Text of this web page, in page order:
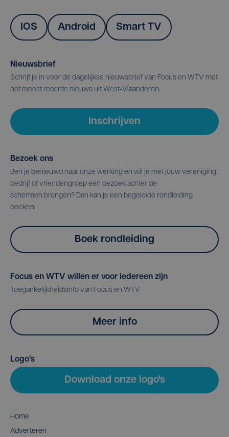
IOS Android Smart TV
Nieuwsbrief
Schrijf je in voor de dagelijkse nieuwsbrief van Focus en WTV met
het meest recente nieuws uit West-Vlaanderen.
Inschrijven
Bezoek ons
Ben je benieuwd naar onze werking en wil je met jouw vereniging,
bedrijf of vriendengroep een bezoek achter de
schermen brengen? Dan kan je een begeleide rondleiding
boeken.
Boek rondleiding
Focus en WTV willen er voor iedereen zijn
Toegankelijkheidsinfo van Focus en WTV
Meer info
Logo's
Download onze logo's
Home
Adverteren